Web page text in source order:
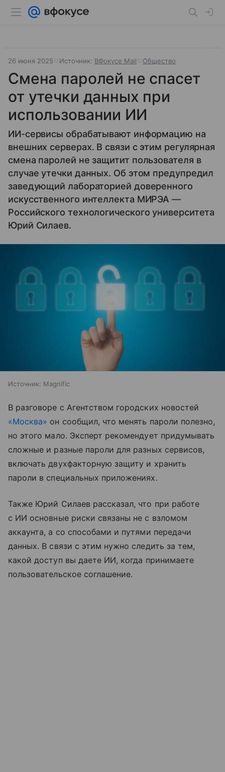
26 июня 2025 Источник: ВФокусе Mail Общество
Смена паролей не спасет
от утечки данных при
использовании ИИ
ИИ-сервисы обрабатывают информацию на
внешних серверах. В связи с этим регулярная
смена паролей не защитит пользователя в
случае утечки данных. Об этом предупредил
заведующий лабораторией доверенного
искусственного интеллекта МИРЭА —
Российского технологического университета
Юрий Силаев.
Источник: Magnific
В разговоре с Агентством городских новостей
«Москва» он сообщил, что менять пароли полезно,
но этого мало. Эксперт рекомендует придумывать
сложные и разные пароли для разных сервисов,
включать двухфакторную защиту и хранить
пароли в специальных приложениях.
Также Юрий Силаев рассказал, что при работе
с ИИ основные риски связаны не с взломом
аккаунта, а со способами и путями передачи
данных. В связи с этим нужно следить за тем,
какой доступ вы даете ИИ, когда принимаете
пользовательское соглашение.